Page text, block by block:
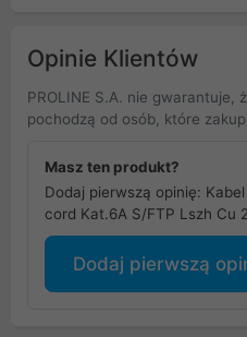
Opinie Klientów
PROLINE S.A. nie gwarantuje,
pochodzą od osób, które
Masz ten produkt?
Dodaj pierwszą opinię:
cord Kat.6A S/FTP Lszh Cu
Dodaj pierwszą